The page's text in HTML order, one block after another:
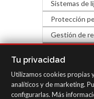
Sistemas de
Protección
Gestión de
EQUIPOS
Tu privacidad
Utilizamos cookies propias
analíticos y de marketing.
configurarlas. Más